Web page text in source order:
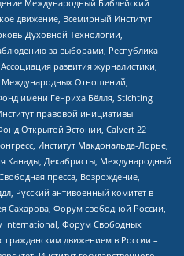
Международный Библейский
движение, Всемирный Институт
Духовной Технологии,
за выборами, Республика
развития журналистики,
Международных Отношений,
имени Генриха Бёлля, Stichting
правовой инициативы
Открытой Эстонии, Calvert 22
Институт Макдональда-Лорье,
Канады, Декабристы, Международный
пресса, Возрождение,
Русский антивоенный комитет в
Сахарова, Форум свободной России,
International, Форум Свободных
гражданским движением в России –